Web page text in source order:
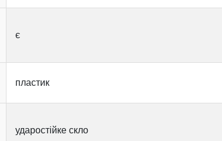
є
пластик
ударостійке скло